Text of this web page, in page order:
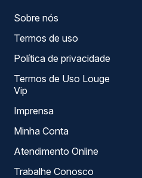
Sobre nós
Termos de uso
Política de privacidade
Termos de Uso Louge
Vip
Imprensa
Minha Conta
Atendimento Online
Trabalhe Conosco